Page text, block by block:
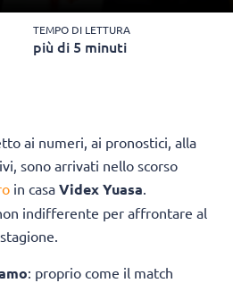
TEMPO DI LETTURA
più di 5 minuti
ai numeri, ai pronostici, alla
sono arrivati nello scorso
in casa Videx Yuasa.
indifferente per affrontare al
: proprio come il match